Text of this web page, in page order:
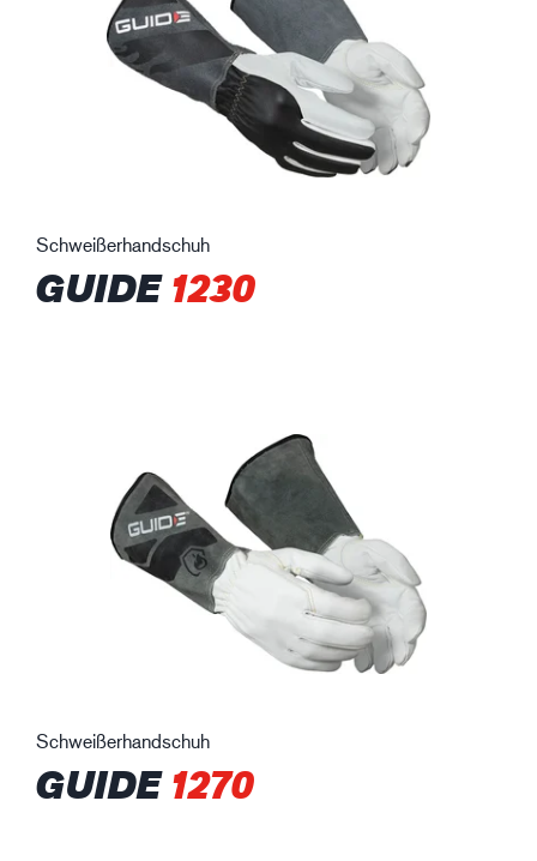
Schweißerhandschuh
GUIDE1230
Schweißerhandschuh
GUIDE1270